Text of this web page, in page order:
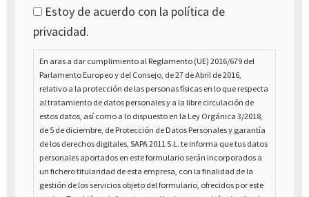
Estoy de acuerdo con la política de
privacidad.
En aras a dar cumplimiento al Reglamento (UE) 2016/679 del
Parlamento Europeo y del Consejo, de 27 de Abril de 2016,
relativo a la protección de las personas físicas en lo que respecta
al tratamiento de datos personales y a la libre circulación de
estos datos, así como a lo dispuesto en la Ley Orgánica 3/2018,
de 5 de diciembre, de Protección de Datos Personales y garantía
de los derechos digitales, SAPA 2011 S.L. te informa que tus datos
personales aportados en este formulario serán incorporados a
un fichero titularidad de esta empresa, con la finalidad de la
gestión de los servicios objeto del formulario, ofrecidos por este